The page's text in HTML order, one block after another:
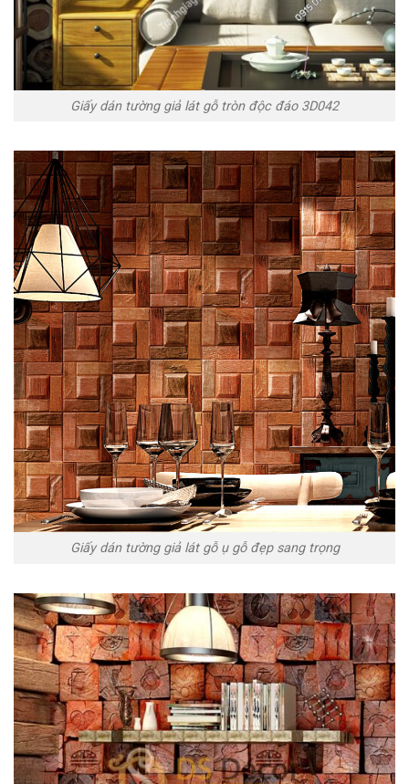
Giấy dán tường giả lát gỗ tròn độc đáo 3D042
Giấy dán tường giả lát gỗ ụ gỗ đẹp sang trọng